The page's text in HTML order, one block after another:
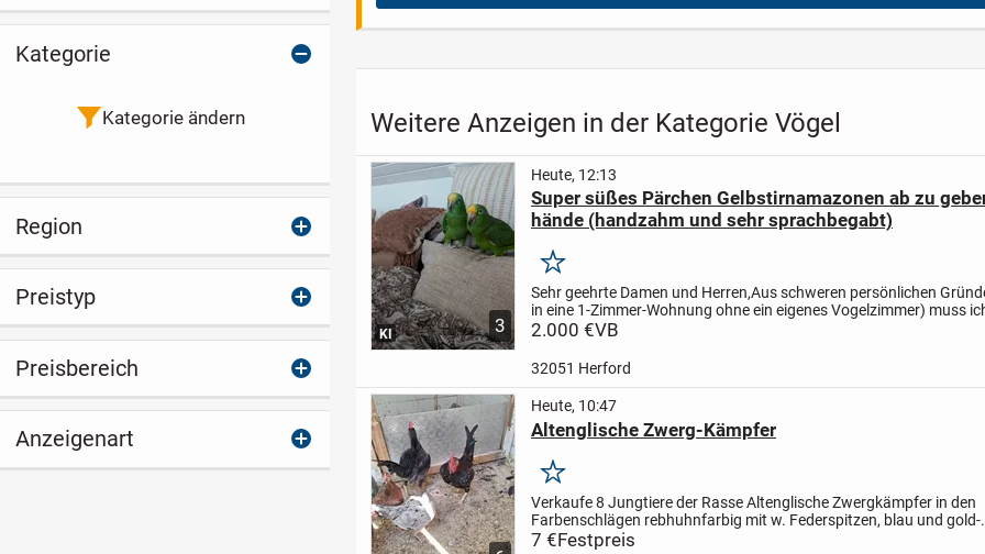
Weitere Anzeigen in der Kategorie Vögel
3
KI
Heute, 12:13
Super süßes Pärchen Gelbstirnamazonen ab zu
hände (handzahm und sehr sprachbegabt)
Merken
Sehr geehrte Damen und Herren,Aus schweren persönlichen
in eine 1-Zimmer-Wohnung ohne ein eigenes Vogelzimmer) muss
nach langer Überlegung schweren Herzens von meinem...
2.000 €VB
32051 Herford
Heute, 10:47
Altenglische Zwerg-Kämpfer
Merken
Verkaufe 8 Jungtiere der Rasse Altenglische Zwergkämpfer in den
Farbenschlägen rebhuhnfarbig mit w. Federspitzen, blau und gold-
weizenfarbig. Die Tiere sind alle von April 2026 und geimpft gegen
7 €Festpreis
Kategorie
Kategorie ändern
Region
Preistyp
Preisbereich
Anzeigenart